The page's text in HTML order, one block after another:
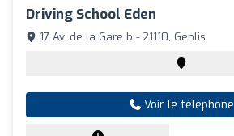
Driving School Eden
17 Av. de la Gare b - 21110, Genlis
Voir le téléphone